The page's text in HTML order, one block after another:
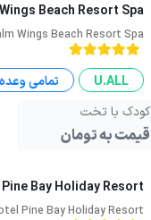
Beach Resort Spa
Wings Beach Resort Spa
U.ALL
تمامی
کودک با تخت
قیمت به تومان
Bay Holiday Resort
Pine Bay Holiday Resort